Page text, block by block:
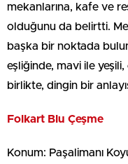
mekanlarına, kafe ve
olduğunu da belirtti.
başka bir noktada
eşliğinde, mavi ile
birlikte, dingin bir
Folkart Blu Çeşme
Konum: Paşalimanı